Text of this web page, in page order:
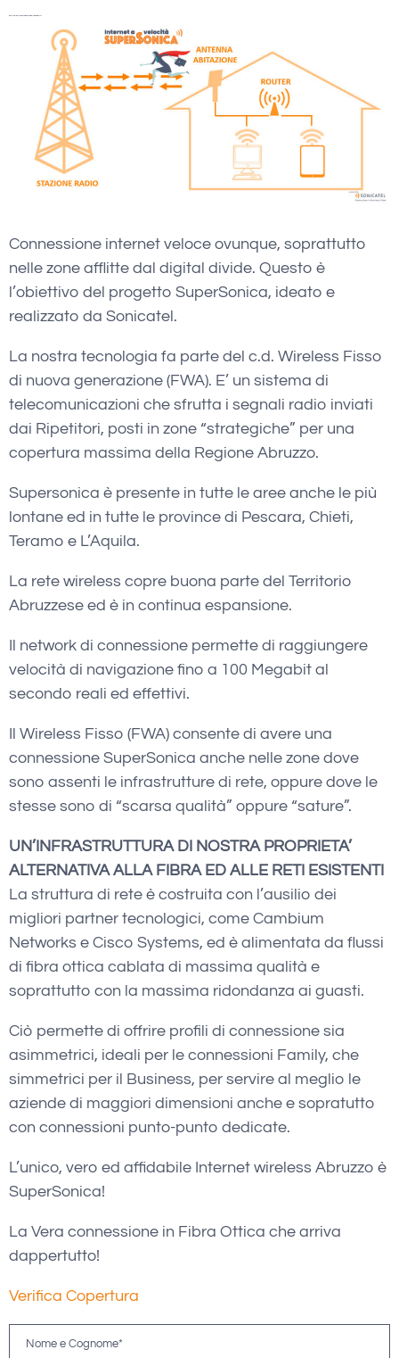
Connessione internet veloce ovunque, soprattutto
nelle zone afflitte dal digital divide. Questo è
l’obiettivo del progetto SuperSonica, ideato e
realizzato da Sonicatel.
La nostra tecnologia fa parte del c.d. Wireless Fisso
di nuova generazione (FWA). E’ un sistema di
telecomunicazioni che sfrutta i segnali radio inviati
dai Ripetitori, posti in zone “strategiche” per una
copertura massima della Regione Abruzzo.
Supersonica è presente in tutte le aree anche le più
lontane ed in tutte le province di Pescara, Chieti,
Teramo e L’Aquila.
La rete wireless copre buona parte del Territorio
Abruzzese ed è in continua espansione.
Il network di connessione permette di raggiungere
velocità di navigazione fino a 100 Megabit al
secondo reali ed effettivi.
Il Wireless Fisso (FWA) consente di avere una
connessione SuperSonica anche nelle zone dove
sono assenti le infrastrutture di rete, oppure dove le
stesse sono di “scarsa qualità” oppure “sature”.
UN’INFRASTRUTTURA DI NOSTRA PROPRIETA’
ALTERNATIVA ALLA FIBRA ED ALLE RETI ESISTENTI
La struttura di rete è costruita con l’ausilio dei
migliori partner tecnologici, come Cambium
Networks e Cisco Systems, ed è alimentata da flussi
di fibra ottica cablata di massima qualità e
soprattutto con la massima ridondanza ai guasti.
Ciò permette di offrire profili di connessione sia
asimmetrici, ideali per le connessioni Family, che
simmetrici per il Business, per servire al meglio le
aziende di maggiori dimensioni anche e sopratutto
con connessioni punto-punto dedicate.
L’unico, vero ed affidabile Internet wireless Abruzzo è
SuperSonica!
La Vera connessione in Fibra Ottica che arriva
dappertutto!
Verifica Copertura